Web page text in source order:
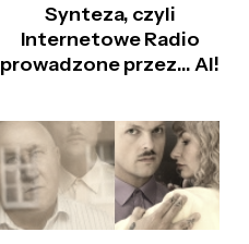
Synteza, czyli
Internetowe Radio
prowadzone przez… AI!